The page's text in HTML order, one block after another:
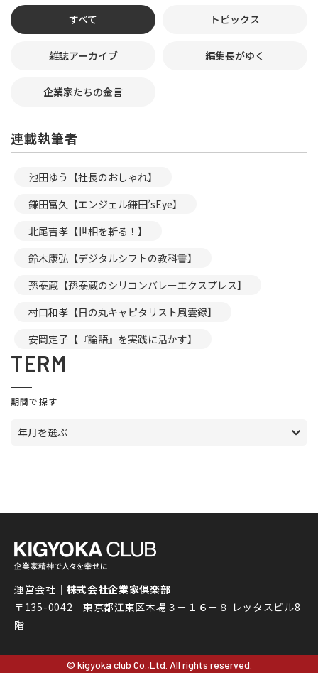
すべて トピックス
雑誌アーカイブ 編集長がゆく
企業家たちの金言
連載執筆者
池田ゆう【社長のおしゃれ】
鎌田富久【エンジェル鎌田’sEye】
北尾吉孝【世相を斬る！】
鈴木康弘【デジタルシフトの教科書】
孫泰蔵【孫泰蔵のシリコンバレーエクスプレス】
村口和孝【日の丸キャピタリスト風雲録】
安岡定子【『論語』を実践に活かす】
TERM
期間で探す
年月を選ぶ
運営会社｜ 株式会社企業家倶楽部
〒135-0042 東京都江東区木場３－１６－８ レッタスビル8
階
© kigyoka club Co.,Ltd. All rights reserved.